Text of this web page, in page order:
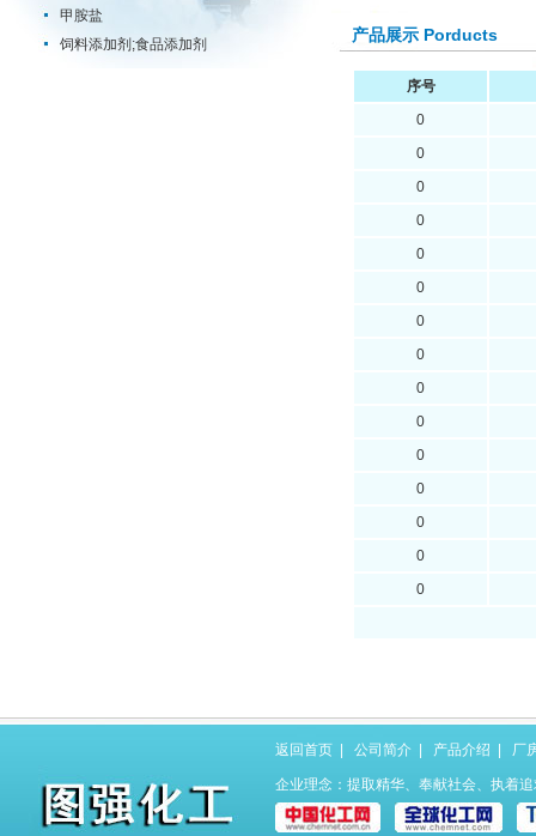
甲胺盐
饲料添加剂;食品添加剂
产品展示 Porducts
序号
0
0
0
0
0
0
0
0
0
0
0
0
0
0
0
返回首页 公司简介 产品介绍 厂
企业理念：提取精华、奉献社会、执着